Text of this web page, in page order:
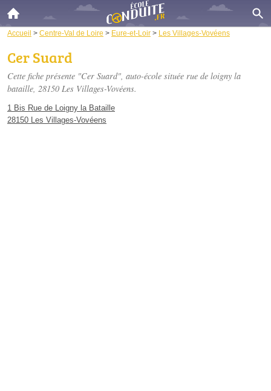
Accueil > Centre-Val de Loire > Eure-et-Loir > Les Villages-Vovéens
Cer Suard
Cette fiche présente "Cer Suard", auto-école située rue de loigny la
bataille, 28150 Les Villages-Vovéens.
1 Bis Rue de Loigny la Bataille
28150 Les Villages-Vovéens